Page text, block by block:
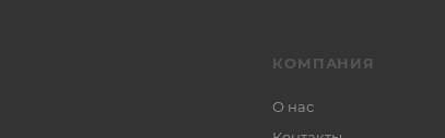
КОМПАНИЯ
О нас